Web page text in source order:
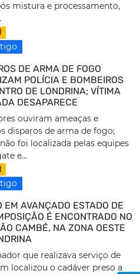
mistura e processamento,
DE ARMA DE FOGO
POLÍCIA E BOMBEIROS
DE LONDRINA; VÍTIMA
DESAPARECE
ouviram ameaças e
disparos de arma de fogo;
foi localizada pelas equipes
e...
EM AVANÇADO ESTADO DE
É ENCONTRADO NO
CAMBÉ, NA ZONA OESTE
que realizava serviço de
localizou o cadáver preso a